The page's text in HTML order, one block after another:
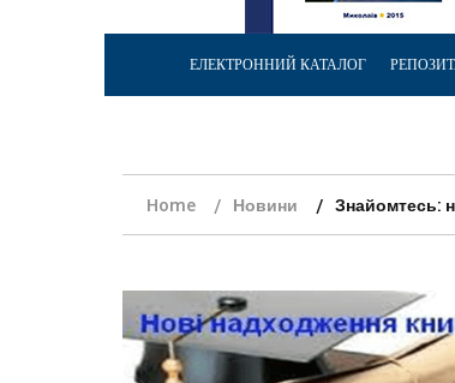
ЕЛЕКТРОННИЙ КАТАЛОГ
Home Новини Знайомтесь: